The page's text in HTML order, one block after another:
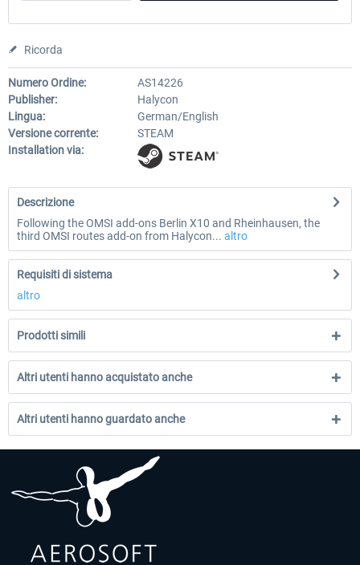
Ricorda
Numero Ordine:
AS14226
Publisher:
Halycon
Lingua:
German/English
Versione corrente:
STEAM
Installation via:
Descrizione
Following the OMSI add-ons Berlin X10 and Rheinhausen, the
third OMSI routes add-on from Halycon... altro
Requisiti di sistema
altro
Prodotti simili
Altri utenti hanno acquistato anche
Altri utenti hanno guardato anche